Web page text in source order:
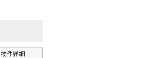
物件詳細